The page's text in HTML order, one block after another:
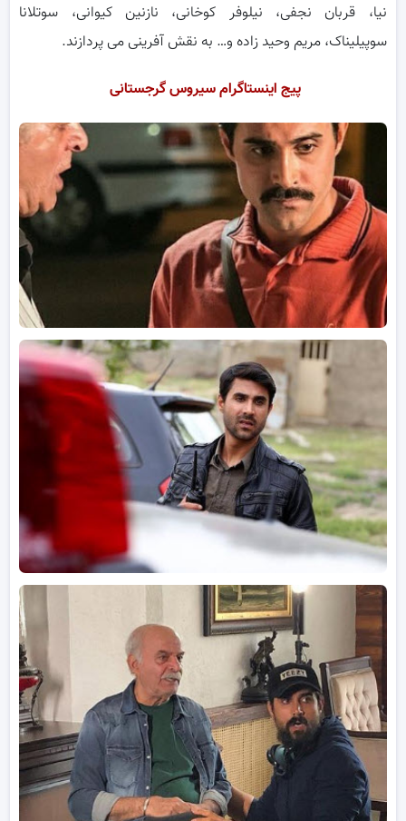
نیا، قربان نجفی، نیلوفر کوخانی، نازنین کیوانی، سوتلانا
سوپیلیناک، مریم وحید زاده و… به نقش آفرینی می پردازند.
پیج اینستاگرام سیروس گرجستانی